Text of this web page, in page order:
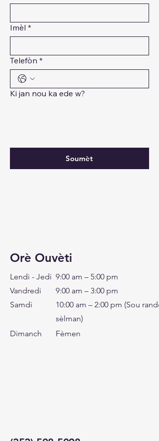
Imèl *
Telefòn *
Ki jan nou ka ede w?
Soumèt
Orè Ouvèti
Lendi - Jedi 9:00 am – 5:00 pm
Vandredi
9:00 am – 3:00 pm
Samdi
10:00 am – 2:00 pm (Sou
sèlman)
Dimanch
Fèmen